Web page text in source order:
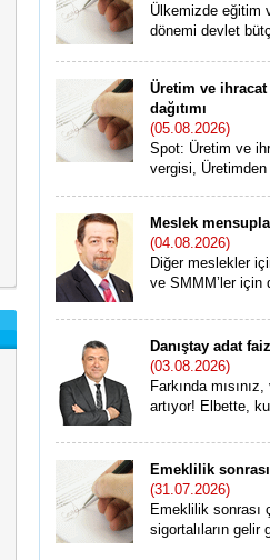
Ülkemizde eğitim
dönemi devlet
Üretim ve
dağıtımı
(05.08.2026)
Spot: Üretim ve
vergisi,
Meslek
(04.08.2026)
Diğer meslekler
ve SMMM’ler için
Danıştay adat
(03.08.2026)
Farkında
artıyor! Elbette,
Emeklilik
(31.07.2026)
Emeklilik sonrası
sigortalıların gelir